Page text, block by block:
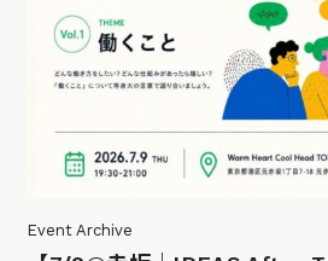
Event Archive